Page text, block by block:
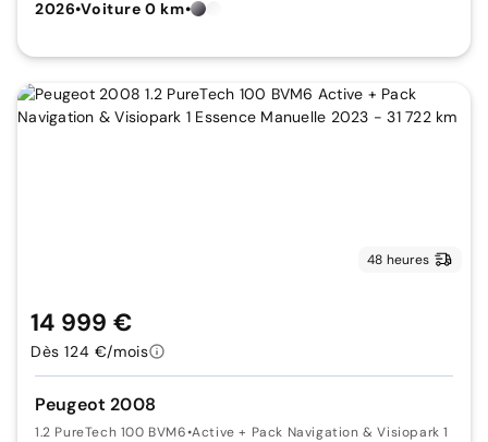
2026•Voiture 0 km•
48 heures
Peugeot 2008
1.2 PureTech 100 BVM6•Active + Pack Navigation & Visiopark 1
14 999 €
Dès 124 €/mois